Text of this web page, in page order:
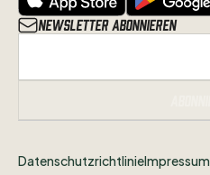
Newsletter abonnieren
DatenschutzrichtlinieImpressum